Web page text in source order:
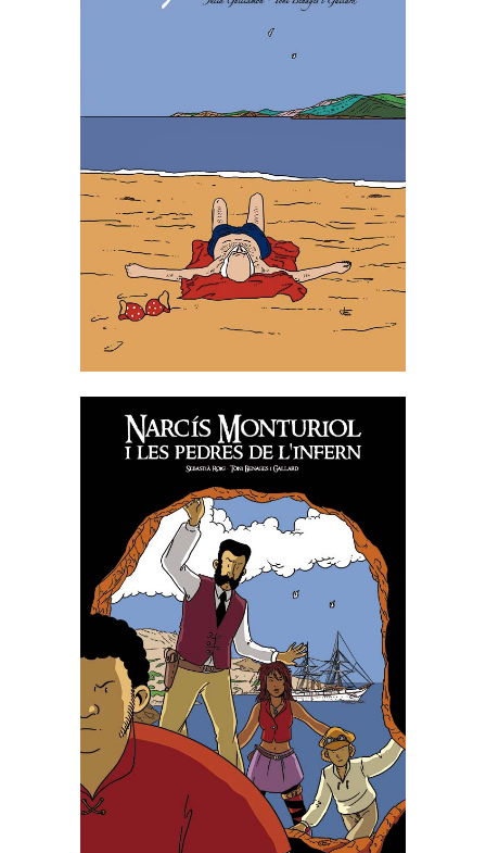
JOSEP PALAU I FABRE, LA
JOIA DE VIURE
NARCÍS MONTURIOL I LES
PEDRES DEL INFERN